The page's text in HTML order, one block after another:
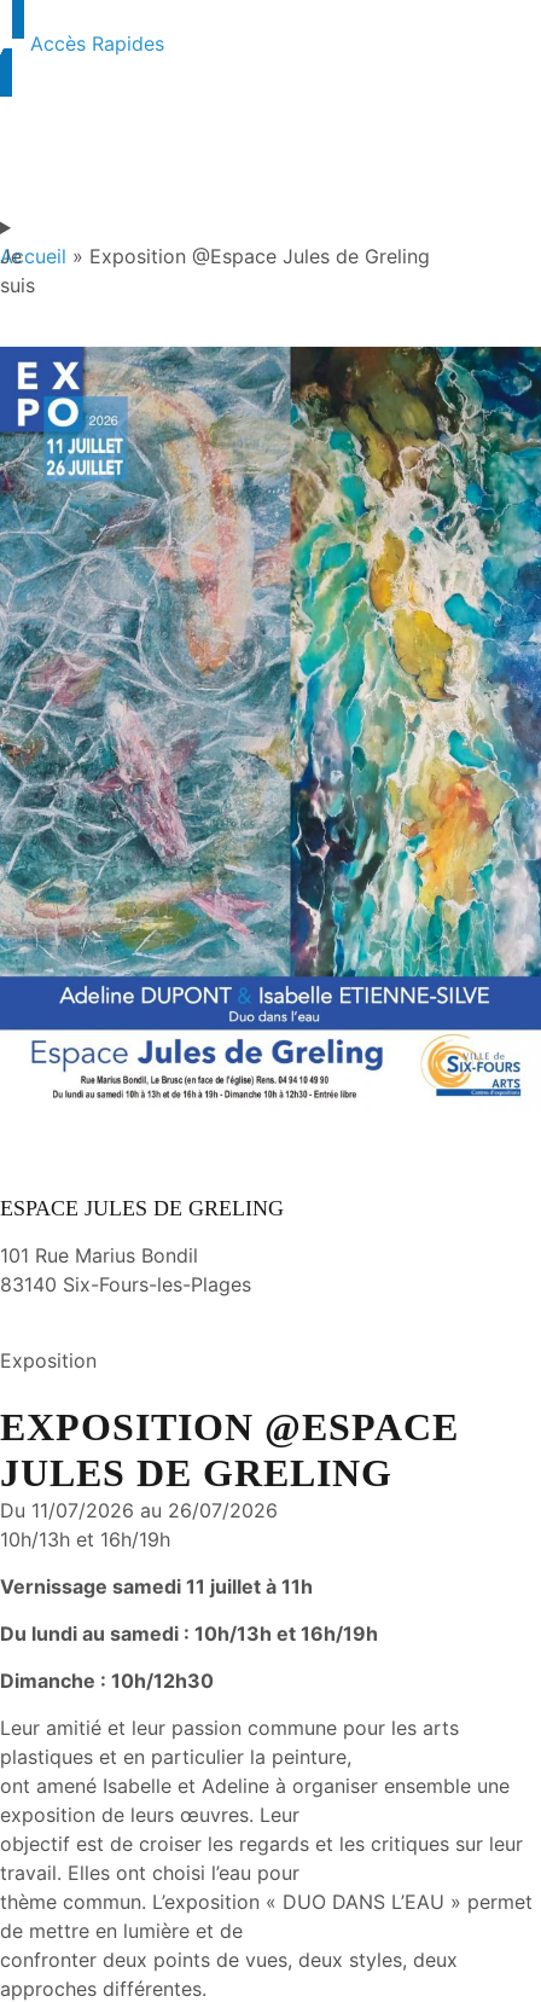
Accès Rapides
Je
suis
Accueil » Exposition @Espace Jules de Greling
ESPACE JULES DE GRELING
101 Rue Marius Bondil
83140 Six-Fours-les-Plages
Exposition
EXPOSITION @ESPACE
JULES DE GRELING
Du 11/07/2026 au 26/07/2026
10h/13h et 16h/19h
Vernissage samedi 11 juillet à 11h
Du lundi au samedi : 10h/13h et 16h/19h
Dimanche : 10h/12h30
Leur amitié et leur passion commune pour les arts
plastiques et en particulier la peinture,
ont amené Isabelle et Adeline à organiser ensemble une
exposition de leurs œuvres. Leur
objectif est de croiser les regards et les critiques sur leur
travail. Elles ont choisi l’eau pour
thème commun. L’exposition « DUO DANS L’EAU » permet
de mettre en lumière et de
confronter deux points de vues, deux styles, deux
approches différentes.